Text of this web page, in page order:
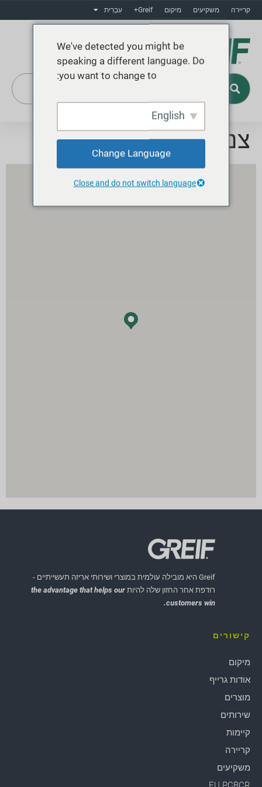
קריירה משקיעים מיקום Greif+ עִבְרִית
צנטוריון
Greif היא מובילה עולמית במוצרי ושירותי אריזה תעשייתיים -
רודפת אחר החזון שלה להיות the advantage that helps our
customers win.
קישורים
מיקום
אודות גרייף
מוצרים
שירותים
קיימות
קריירה
משקיעים
We've detected you might be
speaking a different language. Do
you want to change to:
English
Change Language
Close and do not switch language